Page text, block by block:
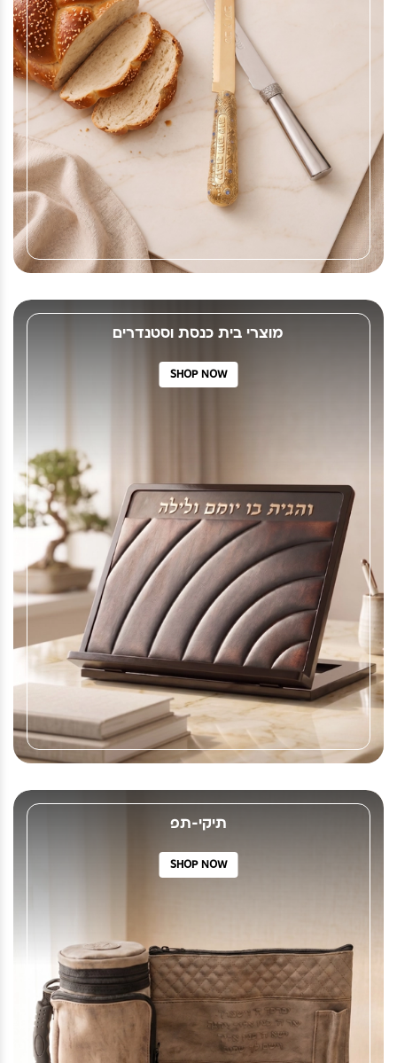
מוצרי בית כנסת וסטנדרים
SHOP NOW
תיקי-תפ
SHOP NOW